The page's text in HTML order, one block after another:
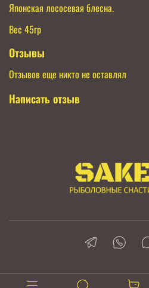
Японская лососевая блесна.
Вес 45гр
Отзывы
Отзывов еще никто не оставлял
Написать отзыв